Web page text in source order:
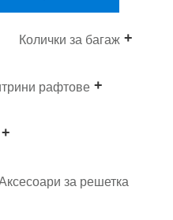
Колички за багаж
рафтове
за решетка